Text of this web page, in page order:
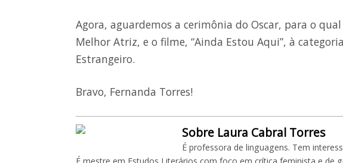
Agora, aguardemos a cerimônia do Oscar, para o
Melhor Atriz, e o filme, “Ainda Estou Aqui”, à
Estrangeiro.
Bravo, Fernanda Torres!
Sobre Laura Cabral Torres
É professora de linguagens. Tem